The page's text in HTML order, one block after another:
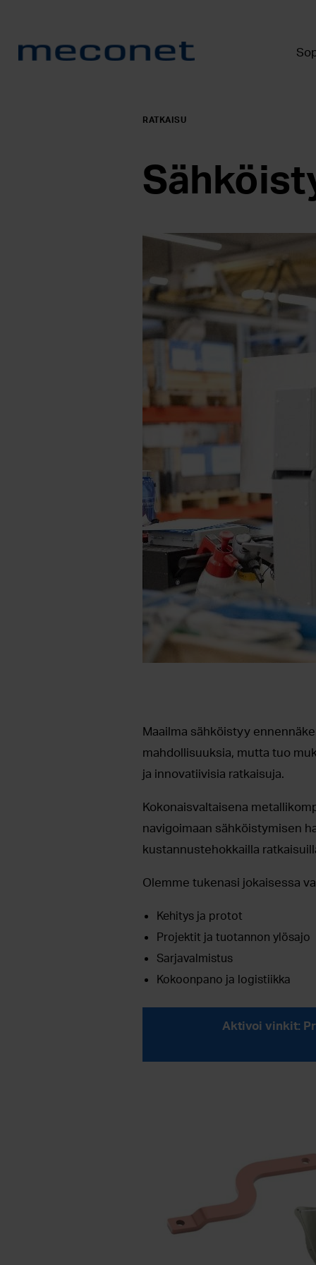
RATKAISU
Maailma sähköistyy
mahdollisuuksia, mutta tuo
ja innovatiivisia ratkaisuja.
Kokonaisvaltaisena
navigoimaan sähköistymisen
kustannustehokkailla
Olemme tukenasi jokaisessa
Kehitys ja protot
Projektit ja tuotannon ylösajo
Sarjavalmistus
Kokoonpano ja logistiikka
Aktivoi vinkit: